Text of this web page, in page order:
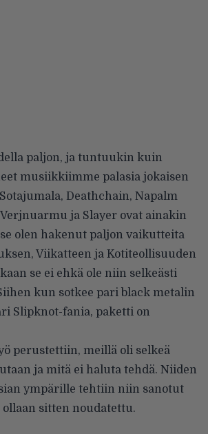
paljon, ja tuntuukin kuin
musiikkiimme palasia jokaisen
Deathchain, Napalm
Verjnuarmu ja Slayer ovat ainakin
olen hakenut paljon vaikutteita
Viikatteen ja Kotiteollisuuden
se ei ehkä ole niin selkeästi
kun sotkee pari black metalin
Slipknot-fania, paketti on
perustettiin, meillä oli selkeä
ja mitä ei haluta tehdä. Niiden
ympärille tehtiin niin sanotut
sitten noudatettu.